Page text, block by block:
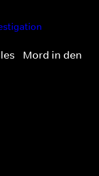
- Mord in den